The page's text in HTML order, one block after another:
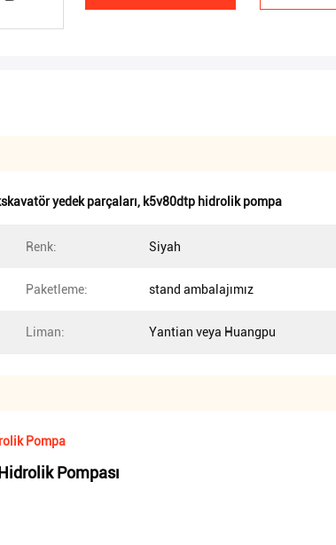
yedek parçaları, k5v80dtp hidrolik pompa
Renk: Siyah
Paketleme: stand ambalajımız
Liman: Yantian veya Huangpu
Pompa
Pompası